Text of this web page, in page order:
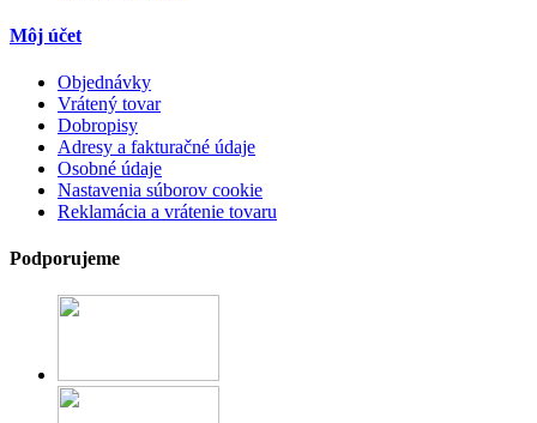
Môj účet
Objednávky
Vrátený tovar
Dobropisy
Adresy a fakturačné údaje
Osobné údaje
Nastavenia súborov cookie
Reklamácia a vrátenie tovaru
Podporujeme